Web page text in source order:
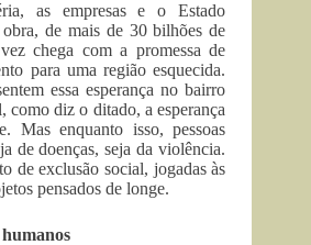
as empresas e o Estado
de mais de 30 bilhões de
chega com a promessa de
para uma região esquecida.
essa esperança no bairro
como diz o ditado, a esperança
Mas enquanto isso, pessoas
de doenças, seja da violência.
de exclusão social, jogadas às
pensados de longe.